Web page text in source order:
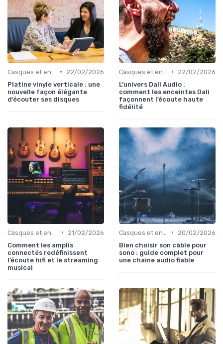
•
22/02/2026
Platine vinyle verticale : une
nouvelle façon élégante
d’écouter ses disques
•
22/02/2026
L’univers Dali Audio :
comment les enceintes Dali
façonnent l’écoute haute
fidélité
•
21/02/2026
Comment les amplis
connectés redéfinissent
l’écoute hifi et le streaming
musical
•
20/02/2026
Bien choisir son câble pour
sono : guide complet pour
une chaîne audio fiable